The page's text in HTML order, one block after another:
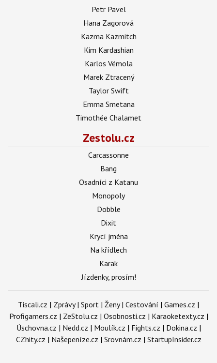
Petr Pavel
Hana Zagorová
Kazma Kazmitch
Kim Kardashian
Karlos Vémola
Marek Ztracený
Taylor Swift
Emma Smetana
Timothée Chalamet
Zestolu.cz
Carcassonne
Bang
Osadníci z Katanu
Monopoly
Dobble
Dixit
Krycí jména
Na křídlech
Karak
Jízdenky, prosím!
Tiscali.cz | Zprávy| Sport | Ženy| Cestování | Games.cz |
Profigamers.cz | ZeStolu.cz | Osobnosti.cz | Karaoketexty.cz |
Úschovna.cz | Nedd.cz | Moulík.cz | Fights.cz | Dokina.cz |
CZhity.cz | Našepeníze.cz | Srovnám.cz | StartupInsider.cz